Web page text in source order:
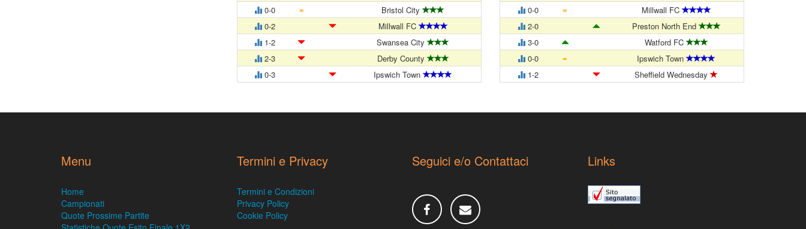
0-0
=
Bristol City
0-2
Millwall FC
1-2
Swansea City
2-3
Derby County
0-3
Ipswich Town
0-0
=
Millwall FC
2-0
Preston North End
3-0
Watford FC
0-0
=
Ipswich Town
1-2
Sheffield Wednesday
Menu
Home
Campionati
Quote Prossime Partite
Termini e Privacy
Termini e Condizioni
Privacy Policy
Cookie Policy
Seguici e/o Contattaci Links